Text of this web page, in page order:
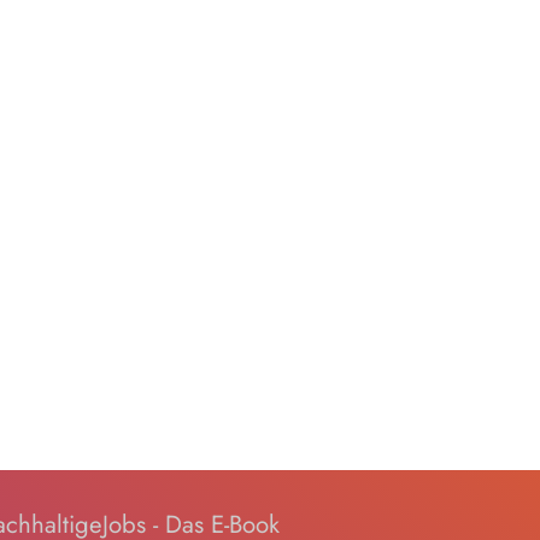
- Das E-Book